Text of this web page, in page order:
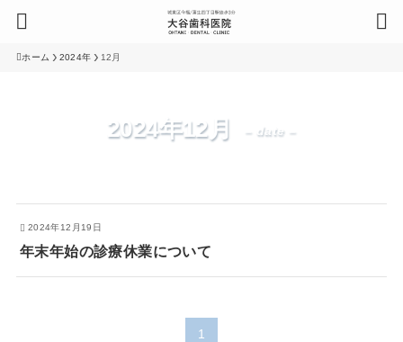
ホーム 2024年 12月
2024年12月 – date –
2024年12月19日
年末年始の診療休業について
1